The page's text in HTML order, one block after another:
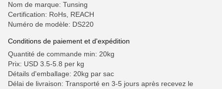
Nom de marque: Tunsing
Certification: RoHs, REACH
Numéro de modèle: DS220
Conditions de paiement et d'expédition
Quantité de commande min: 20kg
Prix: USD 3.5-5.8 per kg
Détails d'emballage: 20kg par sac
Délai de livraison: Transporté en 3-5 jours après recevez le